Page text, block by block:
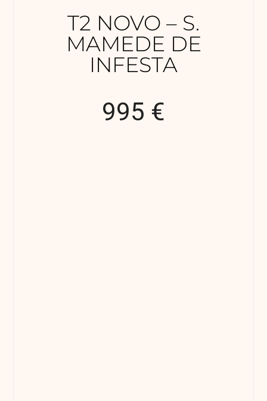
T2 NOVO – S.
MAMEDE DE
INFESTA
995 €